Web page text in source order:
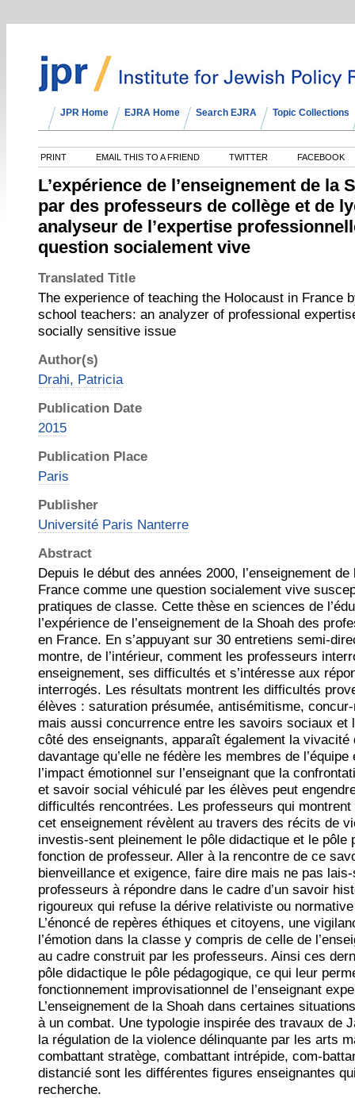
JPR Home EJRA Home Search EJRA Topic Collections
PRINT EMAIL THIS TO A FRIEND TWITTER FACEBOOK
L’expérience de l’enseignement de la
par des professeurs de collège et de
analyseur de l’expertise
question socialement vive
Translated Title
The experience of teaching the Holocaust in France
school teachers: an analyzer of professional
socially sensitive issue
Author(s)
Drahi, Patricia
Publication Date
2015
Publication Place
Paris
Publisher
Université Paris Nanterre
Abstract
Depuis le début des années 2000, l’enseignement
France comme une question socialement vive
pratiques de classe. Cette thèse en sciences de
l’expérience de l’enseignement de la Shoah des
en France. En s’appuyant sur 30 entretiens semi-
montre, de l’intérieur, comment les professeurs
enseignement, ses difficultés et s’intéresse aux
interrogés. Les résultats montrent les difficultés
élèves : saturation présumée, antisémitisme,
mais aussi concurrence entre les savoirs sociaux et
côté des enseignants, apparaît également la
davantage qu’elle ne fédère les membres de
l’impact émotionnel sur l’enseignant que la
et savoir social véhiculé par les élèves peut
difficultés rencontrées. Les professeurs qui
cet enseignement révèlent au travers des récits de
investis-sent pleinement le pôle didactique et le pôle
fonction de professeur. Aller à la rencontre de ce
bienveillance et exigence, faire dire mais ne pas
professeurs à répondre dans le cadre d’un savoir
rigoureux qui refuse la dérive relativiste ou
L’énoncé de repères éthiques et citoyens, une
l’émotion dans la classe y compris de celle de
au cadre construit par les professeurs. Ainsi ces
pôle didactique le pôle pédagogique, ce qui leur
fonctionnement improvisationnel de l’enseignant
L’enseignement de la Shoah dans certaines
à un combat. Une typologie inspirée des travaux de
la régulation de la violence délinquante par les arts
combattant stratège, combattant intrépide, com-
distancié sont les différentes figures enseignantes
recherche.